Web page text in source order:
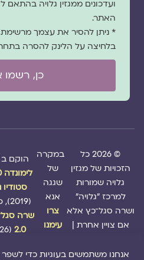
ועדכונים ממגזין גלויה בהתאם ל
האתר.
* ניתן להסיר את עצמך
בלחיצה על הלינק להסרה
כן, רשמו
© 2026 כל
הזכויות של מגזין
גלויה שמורות
למרכז "גלויה"
ושרה סגל־כץ אלא
אם צויין אחרת |
במקרה
של
שגגה
אנא
צרו
עימנו
הוקם ב
לימונדה 2.0
סטודיו
שרה
2.0
(2020-2026)